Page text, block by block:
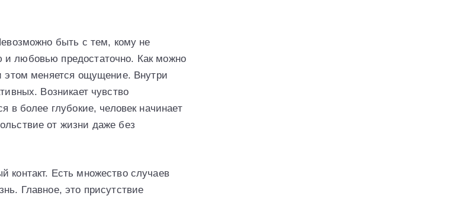
быть с тем, кому не
любовью предостаточно. Как можно
этом меняется ощущение. Внутри
Возникает чувство
в более глубокие, человек начинает
от жизни даже без
контакт. Есть множество случаев
Главное, это присутствие